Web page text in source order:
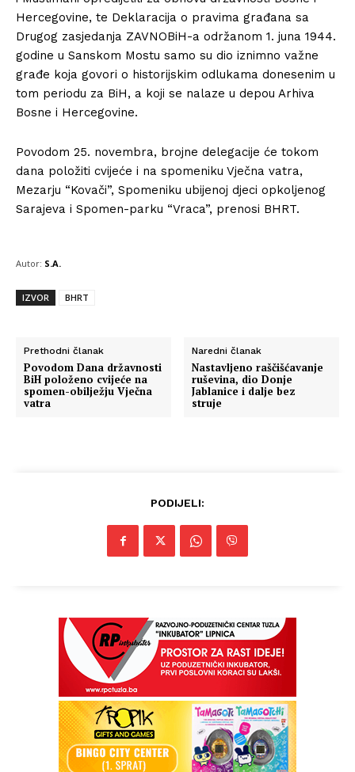
Hercegovine, te Deklaracija o pravima građana sa
Drugog zasjedanja ZAVNOBiH-a održanom 1. juna 1944.
godine u Sanskom Mostu samo su dio iznimno važne
građe koja govori o historijskim odlukama donesenim u
tom periodu za BiH, a koji se nalaze u depou Arhiva
Bosne i Hercegovine.
Povodom 25. novembra, brojne delegacije će tokom
dana položiti cvijeće i na spomeniku Vječna vatra,
Mezarju “Kovači”, Spomeniku ubijenoj djeci opkoljenog
Sarajeva i Spomen-parku “Vraca”, prenosi BHRT.
Autor: S.A.
IZVOR BHRT
Prethodni članak
Povodom Dana državnosti
BiH položeno cvijeće na
spomen-obilježju Vječna
vatra
Naredni članak
Nastavljeno raščišćavanje
ruševina, dio Donje
Jablanice i dalje bez
struje
PODIJELI: